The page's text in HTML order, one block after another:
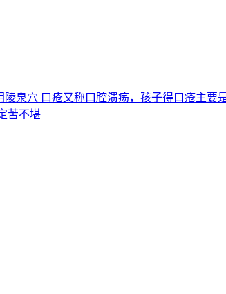
泉穴 口疮又称口腔溃疡，孩子得口疮主
苦不堪